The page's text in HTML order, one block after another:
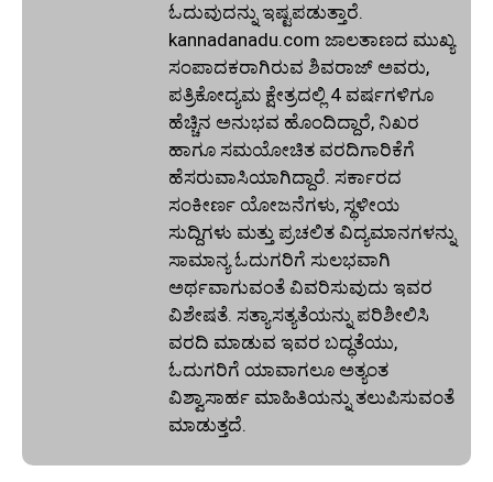
ಓದುವುದನ್ನು ಇಷ್ಟಪಡುತ್ತಾರೆ.
kannadanadu.com ಜಾಲತಾಣದ ಮುಖ್ಯ
ಸಂಪಾದಕರಾಗಿರುವ ಶಿವರಾಜ್ ಅವರು,
ಪತ್ರಿಕೋದ್ಯಮ ಕ್ಷೇತ್ರದಲ್ಲಿ 4 ವರ್ಷಗಳಿಗೂ
ಹೆಚ್ಚಿನ ಅನುಭವ ಹೊಂದಿದ್ದಾರೆ, ನಿಖರ
ಹಾಗೂ ಸಮಯೋಚಿತ ವರದಿಗಾರಿಕೆಗೆ
ಹೆಸರುವಾಸಿಯಾಗಿದ್ದಾರೆ. ಸರ್ಕಾರದ
ಸಂಕೀರ್ಣ ಯೋಜನೆಗಳು, ಸ್ಥಳೀಯ
ಸುದ್ದಿಗಳು ಮತ್ತು ಪ್ರಚಲಿತ ವಿದ್ಯಮಾನಗಳನ್ನು
ಸಾಮಾನ್ಯ ಓದುಗರಿಗೆ ಸುಲಭವಾಗಿ
ಅರ್ಥವಾಗುವಂತೆ ವಿವರಿಸುವುದು ಇವರ
ವಿಶೇಷತೆ. ಸತ್ಯಾಸತ್ಯತೆಯನ್ನು ಪರಿಶೀಲಿಸಿ
ವರದಿ ಮಾಡುವ ಇವರ ಬದ್ಧತೆಯು,
ಓದುಗರಿಗೆ ಯಾವಾಗಲೂ ಅತ್ಯಂತ
ವಿಶ್ವಾಸಾರ್ಹ ಮಾಹಿತಿಯನ್ನು ತಲುಪಿಸುವಂತೆ
ಮಾಡುತ್ತದೆ.